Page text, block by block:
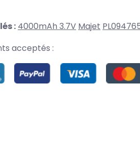
: 4000mAh 3.7V Majet
acceptés :